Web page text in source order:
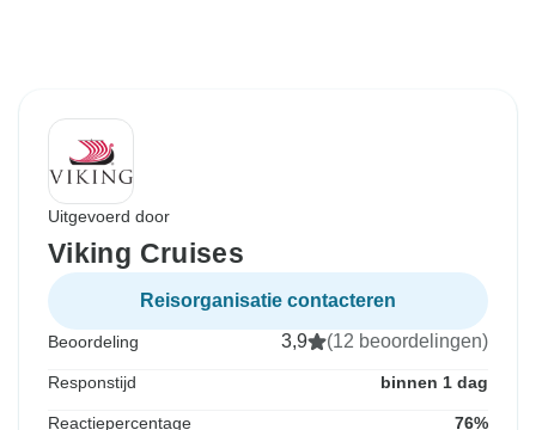
Uitgevoerd door
Viking Cruises
Reisorganisatie contacteren
Beoordeling 3,9 (12 beoordelingen)
Responstijd binnen 1 dag
Reactiepercentage 76%